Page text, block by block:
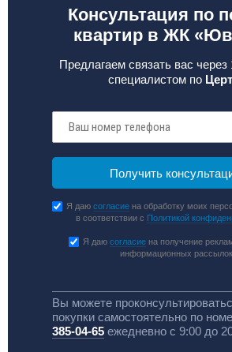
Консультация по
квартир в ЖК
Предлагаем связать вас через
специалистом по
Я даюсогласие на обработку моих
в соответствии с Политикой
Я даю согласиена получение
информационных рассылок
Вы можете
покупки самостоятельно по
385-04-65ежедневно с 9:00 до